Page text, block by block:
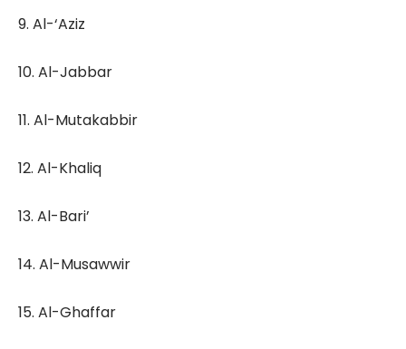
9. Al-‘Aziz
10. Al-Jabbar
11. Al-Mutakabbir
12. Al-Khaliq
13. Al-Bari’
14. Al-Musawwir
15. Al-Ghaffar